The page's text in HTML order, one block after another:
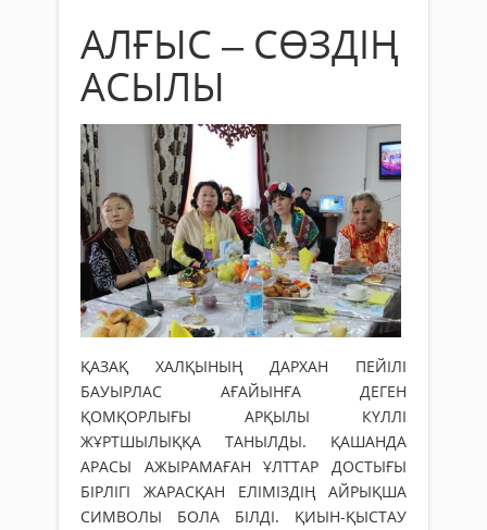
АЛҒЫС – СӨЗДІҢ
АСЫЛЫ
ҚАЗАҚ ХАЛҚЫНЫҢ ДАРХАН ПЕЙІЛІ
БАУЫРЛАС АҒАЙЫНҒА ДЕГЕН
ҚОМҚОРЛЫҒЫ АРҚЫЛЫ КҮЛЛІ
ЖҰРТШЫЛЫҚҚА ТАНЫЛДЫ. ҚАШАНДА
АРАСЫ АЖЫРАМАҒАН ҰЛТТАР ДОСТЫҒЫ
БІРЛІГІ ЖАРАСҚАН ЕЛІМІЗДІҢ АЙРЫҚША
СИМВОЛЫ БОЛА БІЛДІ. ҚИЫН-ҚЫСТАУ